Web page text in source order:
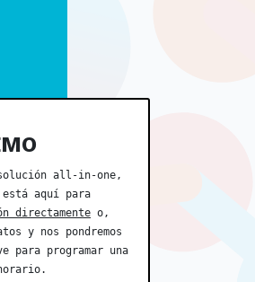
all-in-one,
está aquí para
directamente o,
y nos pondremos
para programar una